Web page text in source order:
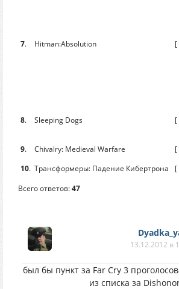
7. Hitman:Absolution [
8. Sleeping Dogs [
9. Chivalry: Medieval Warfare [
10. Трансформеры: Падение Кибертрона [
Всего ответов:47
13.12.2012 в
был бы пункт за Far Cry 3
из списка за